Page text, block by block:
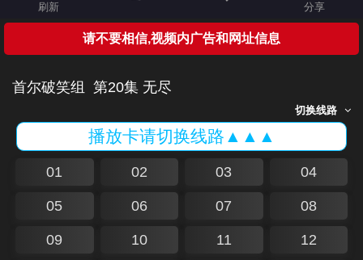
刷新 分享
请不要相信,视频内广告和网址信息
首尔破笑组 第20集 无尽
切换线路
播放卡请切换线路▲▲▲
01 02 03 04
05 06 07 08
09 10 11 12